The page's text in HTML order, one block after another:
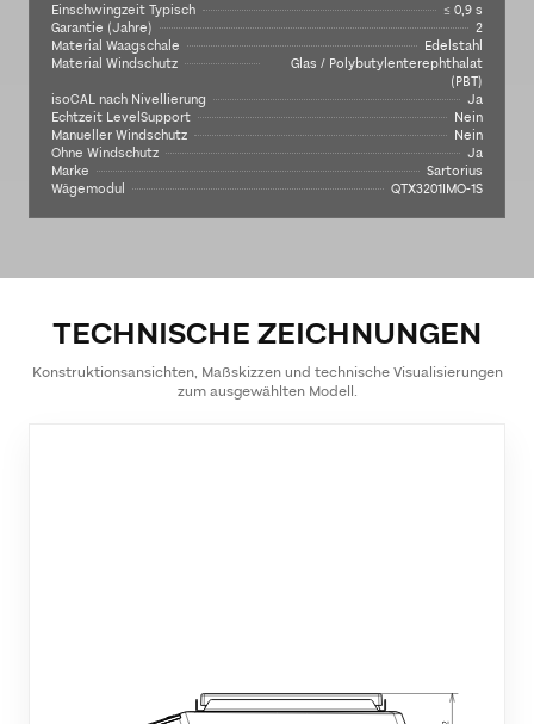
Einschwingzeit Typisch
≤ 0,9 s
Garantie (Jahre)
2
Material Waagschale
Edelstahl
Material Windschutz
Glas / Polybutylenterephthalat
(PBT)
isoCAL nach Nivellierung
Ja
Echtzeit LevelSupport
Nein
Manueller Windschutz
Nein
Ohne Windschutz
Ja
Marke
Sartorius
Wägemodul
QTX3201IMO-1S
TECHNISCHE ZEICHNUNGEN
Konstruktionsansichten, Maßskizzen und technische Visualisierungen
zum ausgewählten Modell.